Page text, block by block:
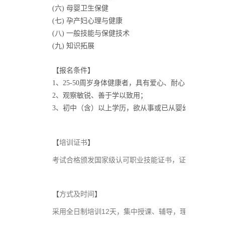
(六) 母婴卫生保健
(七) 孕产妇心理与健康
(八) 一般技能与保健技术
(九) 知识拓展
【报名条件】
1、25-50周岁身体健康者，具有爱心、耐心、责任心、
2、观察敏锐、善于学以致用；
3、初中（含）以上学历，欲从事或已从婴幼儿护理、
【培训证书】
考试合格颁发国家级认可职业技能证书，证书为全国通
【方式及时间 】
采用全日制培训12天，集中授课、辅导，理论与实操相